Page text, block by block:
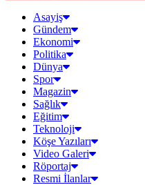
Asayiş
Gündem
Ekonomi
Politika
Dünya
Spor
Magazin
Sağlık
Eğitim
Teknoloji
Köşe Yazıları
Video Galeri
Röportaj
Resmi İlanlar